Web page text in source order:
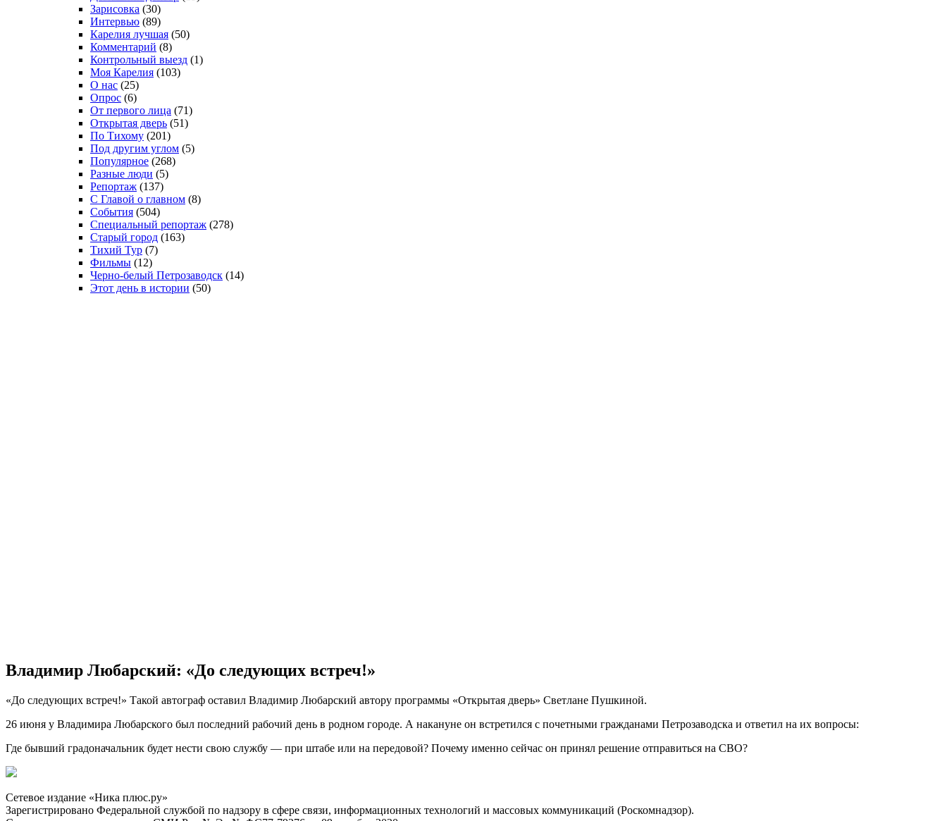
Зарисовка (30)
Интервью (89)
Карелия лучшая (50)
Комментарий (8)
Контрольный выезд (1)
Моя Карелия (103)
О нас (25)
Опрос (6)
От первого лица (71)
Открытая дверь (51)
По Тихому (201)
Под другим углом (5)
Популярное (268)
Разные люди (5)
Репортаж (137)
С Главой о главном (8)
События (504)
Специальный репортаж (278)
Старый город (163)
Тихий Тур (7)
Фильмы (12)
Черно-белый Петрозаводск (14)
Этот день в истории (50)
Владимир Любарский: «До следующих встреч!»
«До следующих встреч!» Такой автограф оставил Владимир Любарский автору программы «Открытая дверь» Светлане Пушкиной.
26 июня у Владимира Любарского был последний рабочий день в родном городе. А накануне он встретился с почетными гражданами Петрозаводска и ответил на их вопросы:
Где бывший градоначальник будет нести свою службу — при штабе или на передовой? Почему именно сейчас он принял решение отправиться на СВО?
Сетевое издание «Ника плюс.ру»
Зарегистрировано Федеральной службой по надзору в сфере связи, информационных технологий и массовых коммуникаций (Роскомнадзор).